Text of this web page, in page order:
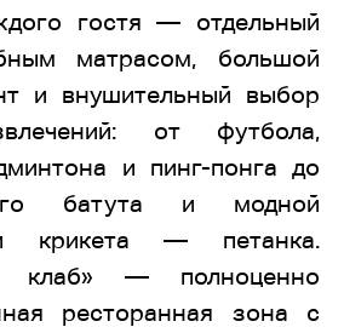
гостя — отдельный
матрасом, большой
и внушительный выбор
от футбола,
и пинг-понга до
батута и модной
крикета — петанка.
клаб» — полноценно
ресторанная зона с